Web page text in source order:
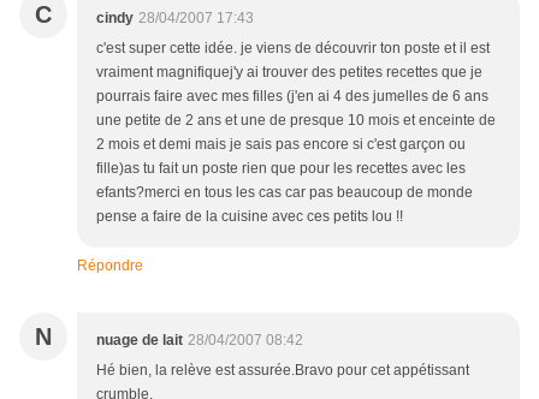
C cindy 28/04/2007 17:43
c'est super cette idée. je viens de découvrir ton poste et il est
vraiment magnifiquej'y ai trouver des petites recettes que je
pourrais faire avec mes filles (j'en ai 4 des jumelles de 6 ans
une petite de 2 ans et une de presque 10 mois et enceinte de
2 mois et demi mais je sais pas encore si c'est garçon ou
fille)as tu fait un poste rien que pour les recettes avec les
efants?merci en tous les cas car pas beaucoup de monde
pense a faire de la cuisine avec ces petits lou !!
Répondre
N nuage de lait 28/04/2007 08:42
Hé bien, la relève est assurée.Bravo pour cet appétissant
crumble.